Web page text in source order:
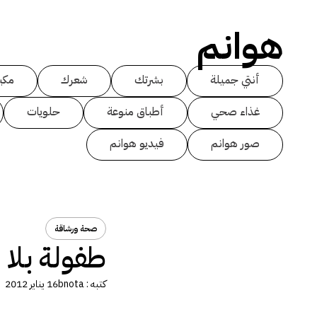
هوانم
أنتي جميلة بشرتك شعرك
غذاء صحي
أطباق منوعة
حلويات
صور هوانم
فيديو هوانم
صحة ورشاقة
طفولة
كتبه :bnota16 يناير 2012